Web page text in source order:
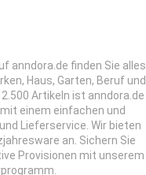
anndora.de finden Sie alles
Haus, Garten, Beruf und
Artikeln ist anndora.de
einem einfachen und
Lieferservice. Wir bieten
an. Sichern Sie
Provisionen mit unserem